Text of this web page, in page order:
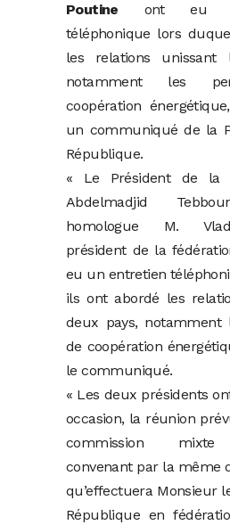
Poutine ont eu
téléphonique lors
les relations unissant
notamment les
coopération
un communiqué de la
République.
« Le Président de la
Abdelmadjid
homologue M.
président de la
eu un entretien
ils ont abordé les
deux pays, notamment
de coopération
le communiqué.
« Les deux présidents
occasion, la réunion
commission mixte
convenant par la même
qu’effectuera Monsieur
République en